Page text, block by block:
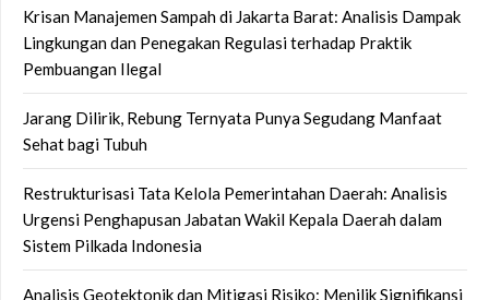
Krisan Manajemen Sampah di Jakarta Barat: Analisis Dampak
Lingkungan dan Penegakan Regulasi terhadap Praktik
Pembuangan Ilegal
Jarang Dilirik, Rebung Ternyata Punya Segudang Manfaat
Sehat bagi Tubuh
Restrukturisasi Tata Kelola Pemerintahan Daerah: Analisis
Urgensi Penghapusan Jabatan Wakil Kepala Daerah dalam
Sistem Pilkada Indonesia
Analisis Geotektonik dan Mitigasi Risiko: Menilik Signifikansi